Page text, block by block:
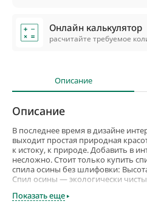
Онлайн калькулятор
расчитайте требуемое
Описание
Описание
В последнее время в дизайне
выходит простая природная
к истоку, к природе. Добавить в
несложно. Стоит только купить
спила осины без шлифовки:
Спил осины — экологически
текстуру, долговечен. Осина
Показать еще